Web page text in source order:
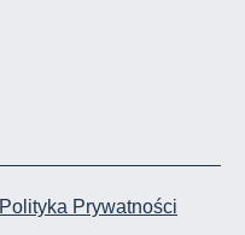
Polityka Prywatności